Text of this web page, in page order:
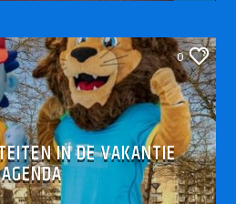
0
IN DE VAKANTIE
AGENDA